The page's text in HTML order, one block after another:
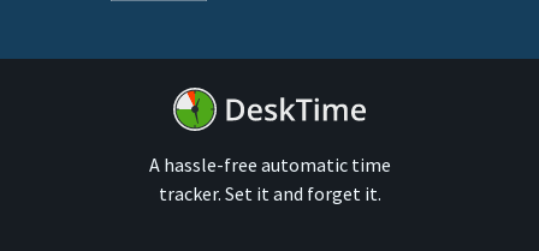
A hassle-free automatic time
tracker. Set it and forget it.